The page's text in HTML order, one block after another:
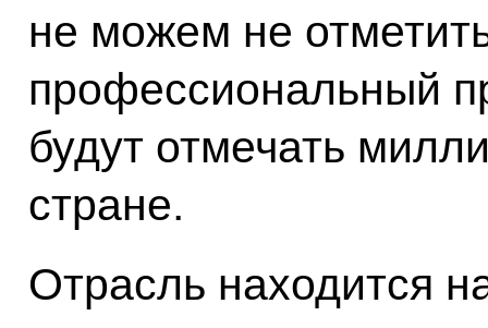
не можем не
профессиональный
будут отмечать
стране.
Отрасль находится